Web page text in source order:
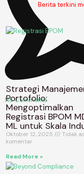
No Comments
Berita terkini
Strategi
Portofolio:
Mengoptimalkan
Registrasi BPOM
ML untuk Skala
Oktober 12, 2025
Tidak
komentar
Read More »